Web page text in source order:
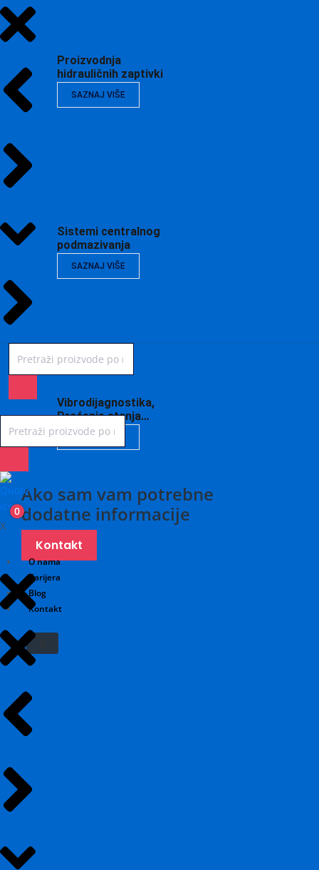
Proizvodnja
hidrauličnih zaptivki
SAZNAJ VIŠE
Sistemi centralnog
podmazivanja
SAZNAJ VIŠE
Vibrodijagnostika,
Praćenje stanja…
SAZNAJ VIŠE
Ako sam vam potrebne
dodatne informacije
Kontakt
O nama
Karijera
Blog
Kontakt
0
X